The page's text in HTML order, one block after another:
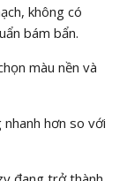
không có
bám bẩn.
màu nền và
hơn so với